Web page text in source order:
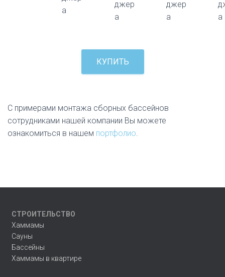
а
джер
а
джер
а
а
КУПИТЬ
С примерами монтажа сборных бассейнов
сотрудниками нашей компании Вы можете
ознакомиться в нашем портфолио.
СТРОИТЕЛЬСТВО
Хаммамы
Сауны
Бассейны
Хаммамы в квартире